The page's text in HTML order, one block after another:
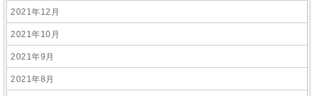
2021年12月
2021年10月
2021年9月
2021年8月